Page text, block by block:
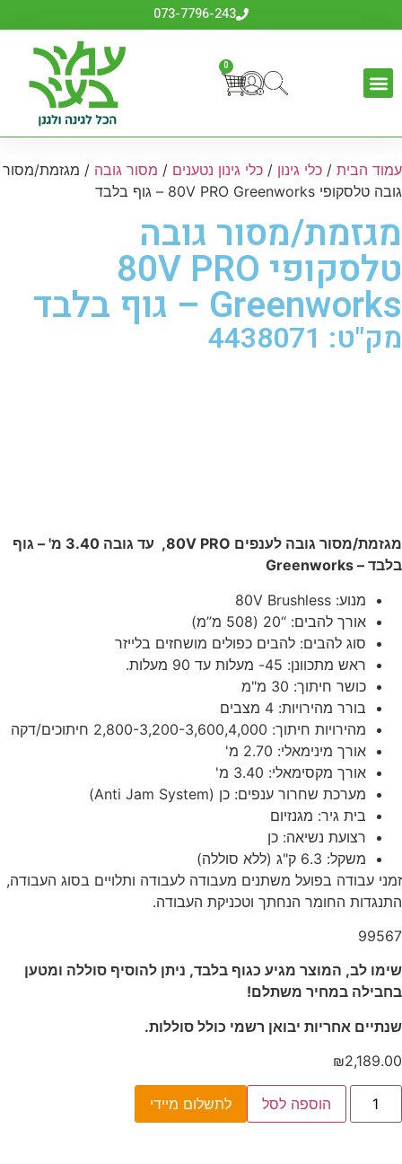
073-7796-243
0
עמוד הבית / כלי גינון / כלי גינון נטענים / מסור גובה / מגזמת/מסור
גובה טלסקופי 80V PRO Greenworks – גוף בלבד
מגזמת/מסור גובה
טלסקופי 80V PRO
Greenworks – גוף בלבד
מק"ט: 4438071
מגזמת/מסור גובה לענפים 80V PRO, עד גובה 3.40 מ' – גוף
בלבד – Greenworks
מנוע: 80V Brushless
אורך להבים: “20 (508 מ”מ)
סוג להבים: להבים כפולים מושחזים בלייזר
ראש מתכוונן: 45- מעלות עד 90 מעלות.
כושר חיתוך: 30 מ"מ
בורר מהירויות: 4 מצבים
מהירויות חיתוך: 2,800-3,200-3,600,4,000 חיתוכים/דקה
אורך מינימאלי: 2.70 מ'
אורך מקסימאלי: 3.40 מ'
מערכת שחרור ענפים: כן (Anti Jam System)
בית גיר: מגנזיום
רצועת נשיאה: כן
משקל: 6.3 ק"ג (ללא סוללה)
זמני עבודה בפועל משתנים מעבודה לעבודה ותלויים בסוג העבודה,
התנגדות החומר הנחתך וטכניקת העבודה.
99567
שימו לב, המוצר מגיע כגוף בלבד, ניתן להוסיף סוללה ומטען
בחבילה במחיר משתלם!
שנתיים אחריות יבואן רשמי כולל סוללות.
₪2,189.00
הוספה לסל לתשלום מיידי